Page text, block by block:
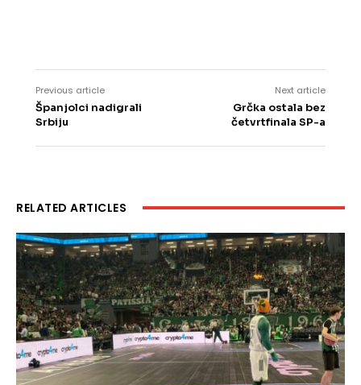
Previous article
Španjolci nadigrali
Srbiju
Next article
Grčka ostala bez
četvrtfinala SP-a
RELATED ARTICLES